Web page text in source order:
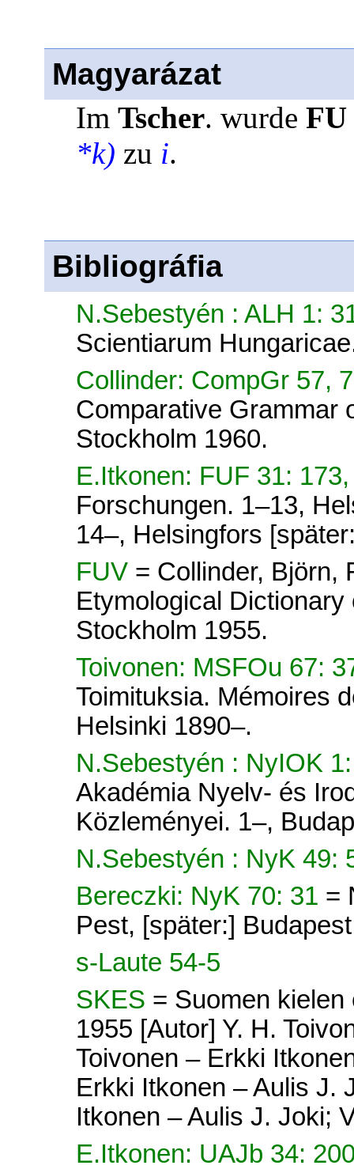
Magyarázat
Im Tscher. wurde FU
*k) zu i.
Bibliográfia
N.Sebestyén : ALH 1:
Scientiarum
Collinder: CompGr 57,
Comparative Grammar
Stockholm 1960.
E.Itkonen: FUF 31:
Forschungen. 1–13,
14–, Helsingfors
FUV = Collinder, Björn,
Etymological
Stockholm 1955.
Toivonen: MSFOu 67:
Toimituksia. Mémoires
Helsinki 1890–.
N.Sebestyén : NyIOK
Akadémia Nyelv- és
Közleményei. 1–,
N.Sebestyén : NyK 49:
Bereczki: NyK 70: 31 =
Pest, [später:]
s-Laute 54-5
SKES = Suomen
1955 [Autor] Y. H.
Toivonen – Erkki
Erkki Itkonen – Aulis J.
Itkonen – Aulis J. Joki;
E.Itkonen: UAJb 34: